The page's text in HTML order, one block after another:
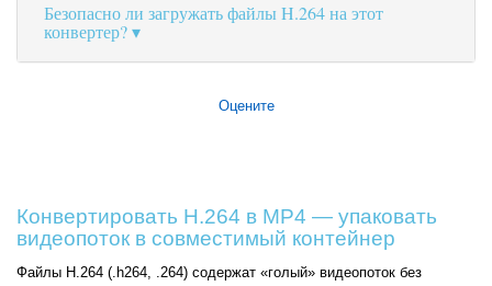
Безопасно ли загружать файлы H.264 на этот
конвертер?
Оцените
Конвертировать H.264 в MP4 — упаковать
видеопоток в совместимый контейнер
Файлы H.264 (.h264, .264) содержат «голый» видеопоток без